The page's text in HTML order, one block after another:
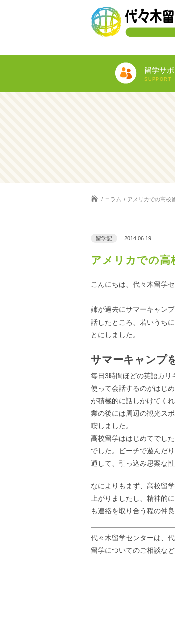
留学サ
SUPPORT
コラム アメリカでの高校
留学記 2014.06.19
アメリカでの高
こんにちは、代々木留学
姉が過去にサマーキャン
話したところ、若いうち
とにしました。
サマーキャンプ
毎日3時間ほどの英語カリ
使って会話するのがはじ
が積極的に話しかけてく
業の後には周辺の観光ス
喫しました。
高校留学ははじめてでし
でした。ビーチで遊んだ
通して、引っ込み思案な
なによりもまず、高校留
上がりましたし、精神的
も連絡を取り合う程の仲良
代々木留学センターは、
留学についてのご相談な